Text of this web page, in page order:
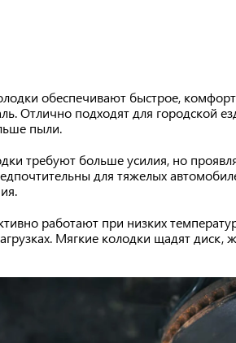
обеспечивают быстрое,
Отлично подходят для городской
пыли.
требуют больше усилия, но
для тяжелых
работают при низких
Мягкие колодки щадят диск,